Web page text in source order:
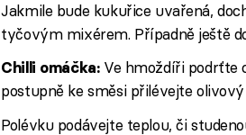
Jakmile bude kukuřice uvařená,
tyčovým mixérem. Případně ještě
Chilli omáčka:Ve hmoždíři podrťte
postupně ke směsi přilévejte olivový
Polévku podávejte teplou, či